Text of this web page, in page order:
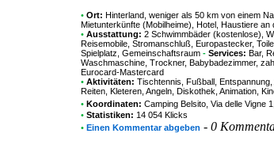
• Ort: Hinterland, weniger als 50 km von einem
Mietunterkünfte (Mobilheime), Hotel, Haustiere
• Ausstattung: 2 Schwimmbäder (kostenlose),
Reisemobile, Stromanschluß, Europastecker,
Spielplatz, Gemeinschaftsraum - Services: Bar,
Waschmaschine, Trockner, Babybadezimmer,
Eurocard-Mastercard
• Aktivitäten: Tischtennis, Fußball,
Reiten, Kleteren, Angeln, Diskothek, Animation,
• Koordinaten: Camping Belsito , Via delle Vigne
• Statistiken: 14 054 Klicks
• Einen Kommentar abgeben - 0